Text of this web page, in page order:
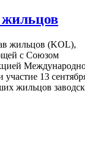
жильцов (KOL),
с Союзом
13
жильцов